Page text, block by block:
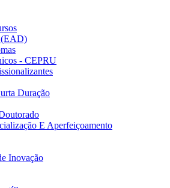
(EAD)
- CEPRU
Duração
E Aperfeiçoamento
Inovação